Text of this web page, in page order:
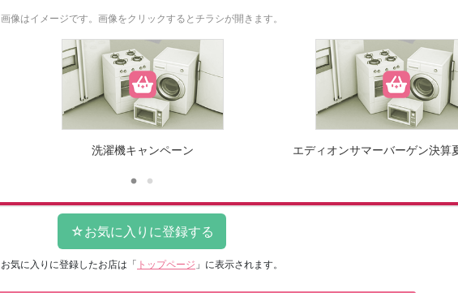
画像はイメージです。 画像をクリックするとチラシが開きます。
洗濯機キャンペーン エディオンサマーバーゲン決算
お気に入りに登録したお店は 「 トップページ 」に表示されます。